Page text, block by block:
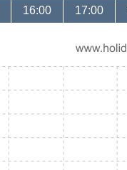
16:00 17:00